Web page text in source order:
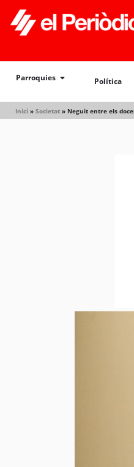
Parroquies Política
Inici » Societat » Neguit entre els
Política